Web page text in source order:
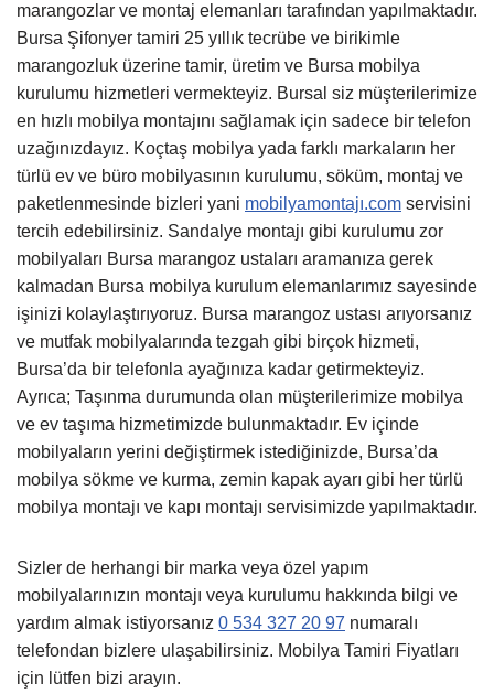
marangozlar ve montaj elemanları tarafından yapılmaktadır.
Bursa Şifonyer tamiri 25 yıllık tecrübe ve birikimle
marangozluk üzerine tamir, üretim ve Bursa mobilya
kurulumu hizmetleri vermekteyiz. Bursal siz müşterilerimize
en hızlı mobilya montajını sağlamak için sadece bir telefon
uzağınızdayız. Koçtaş mobilya yada farklı markaların her
türlü ev ve büro mobilyasının kurulumu, söküm, montaj ve
paketlenmesinde bizleri yani mobilyamontajı.com servisini
tercih edebilirsiniz. Sandalye montajı gibi kurulumu zor
mobilyaları Bursa marangoz ustaları aramanıza gerek
kalmadan Bursa mobilya kurulum elemanlarımız sayesinde
işinizi kolaylaştırıyoruz. Bursa marangoz ustası arıyorsanız
ve mutfak mobilyalarında tezgah gibi birçok hizmeti,
Bursa’da bir telefonla ayağınıza kadar getirmekteyiz.
Ayrıca; Taşınma durumunda olan müşterilerimize mobilya
ve ev taşıma hizmetimizde bulunmaktadır. Ev içinde
mobilyaların yerini değiştirmek istediğinizde, Bursa’da
mobilya sökme ve kurma, zemin kapak ayarı gibi her türlü
mobilya montajı ve kapı montajı servisimizde yapılmaktadır.
Sizler de herhangi bir marka veya özel yapım
mobilyalarınızın montajı veya kurulumu hakkında bilgi ve
yardım almak istiyorsanız 0 534 327 20 97 numaralı
telefondan bizlere ulaşabilirsiniz. Mobilya Tamiri Fiyatları
için lütfen bizi arayın.